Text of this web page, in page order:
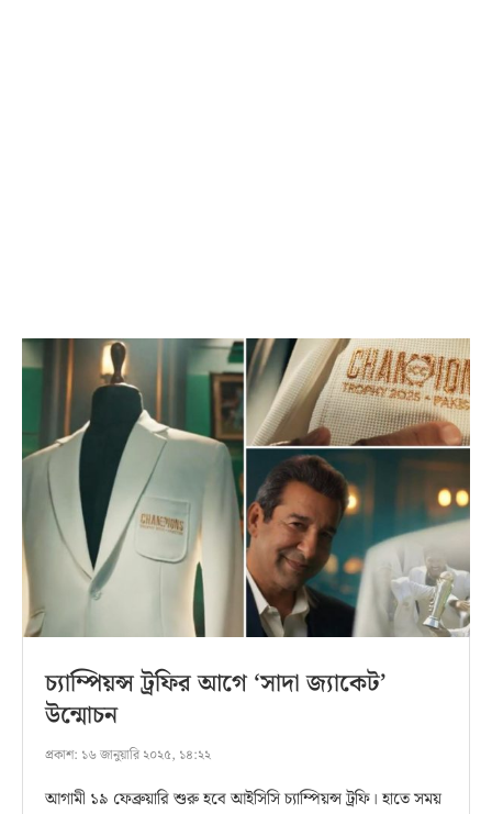
চ্যাম্পিয়ন্স ট্রফির আগে ‘সাদা জ্যাকেট’
উন্মোচন
প্রকাশ: ১৬ জানুয়ারি ২০২৫, ১৪:২২
আগামী ১৯ ফেব্রুয়ারি শুরু হবে আইসিসি চ্যাম্পিয়ন্স ট্রফি। হাতে সময়